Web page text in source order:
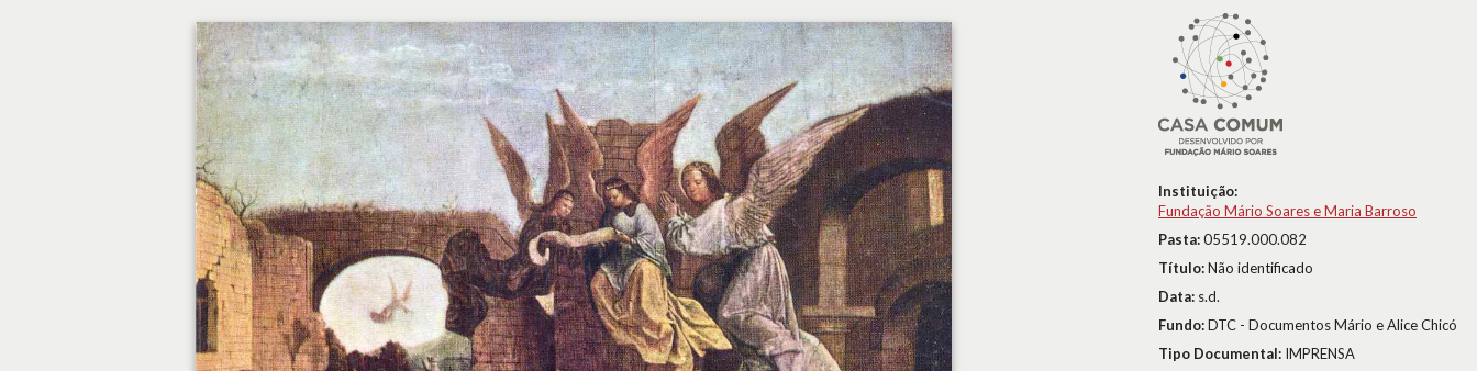
Instituição:
Fundação Mário Soares e Maria Barroso
Pasta:05519.000.082
Título:Não identificado
Data: s.d.
Fundo:DTC - Documentos Mário e Alice Chicó
Tipo Documental: IMPRENSA